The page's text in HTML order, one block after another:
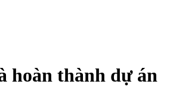
hoàn thành dự án